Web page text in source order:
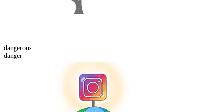
dangerous
danger